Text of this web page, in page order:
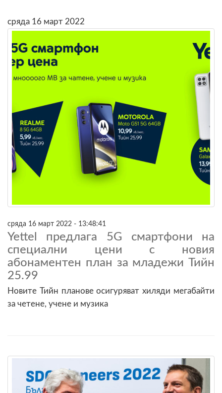
сряда 16 март 2022
сряда 16 март 2022 - 13:48:41
Yettel предлага 5G смартфони на
специални цени с новия
абонаментен план за младежи Тийн
25.99
Новите Тийн планове осигуряват хиляди мегабайти
за четене, учене и музика